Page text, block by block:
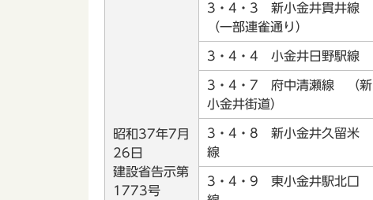
昭和37年7月
26日
建設省告示第
1773号
3・4・3 新小金井貫井線
（一部連雀通り）
3・4・4 小金井日野駅線
3・4・7 府中清瀬線 （新
小金井街道）
3・4・8 新小金井久留米
線
3・4・9 東小金井駅北口